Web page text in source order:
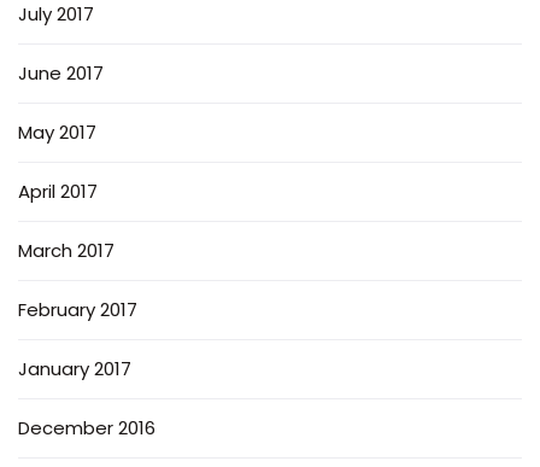
July 2017
June 2017
May 2017
April 2017
March 2017
February 2017
January 2017
December 2016